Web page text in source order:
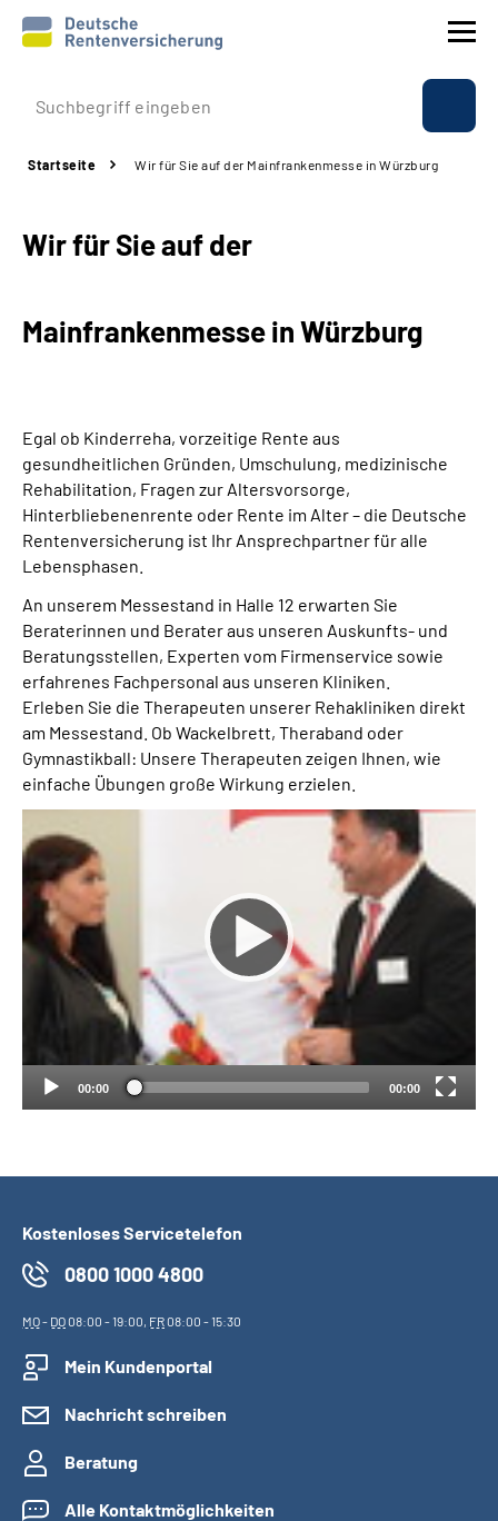
Prävention
Rente
Über uns & Presse
Online-Services
Suche
Language
Inhalte in Gebärdensprache (DGS)
Leichte Sprache
Mein Kundenportal
Startseite Wir für Sie auf der Mainfrankenmesse in Würzburg
Wir für Sie auf der
Mainfrankenmesse in Würzburg
Egal ob Kinderreha, vorzeitige Rente aus
gesundheitlichen Gründen, Umschulung, medizinische
Rehabilitation, Fragen zur Altersvorsorge,
Hinterbliebenenrente oder Rente im Alter – die Deutsche
Rentenversicherung ist Ihr Ansprechpartner für alle
Lebensphasen.
An unserem Messestand in Halle 12 erwarten Sie
Beraterinnen und Berater aus unseren Auskunfts- und
Beratungsstellen, Experten vom Firmenservice sowie
erfahrenes Fachpersonal aus unseren Kliniken.
Erleben Sie die Therapeuten unserer Rehakliniken direkt
am Messestand. Ob Wackelbrett, Theraband oder
Gymnastikball: Unsere Therapeuten zeigen Ihnen, wie
einfache Übungen große Wirkung erzielen.
00:00 00:00
Kostenloses Servicetelefon
0800 1000 4800
MO- DO08:00 - 19:00, FR08:00 - 15:30
Mein Kundenportal
Nachricht schreiben
Beratung
Alle Kontaktmöglichkeiten